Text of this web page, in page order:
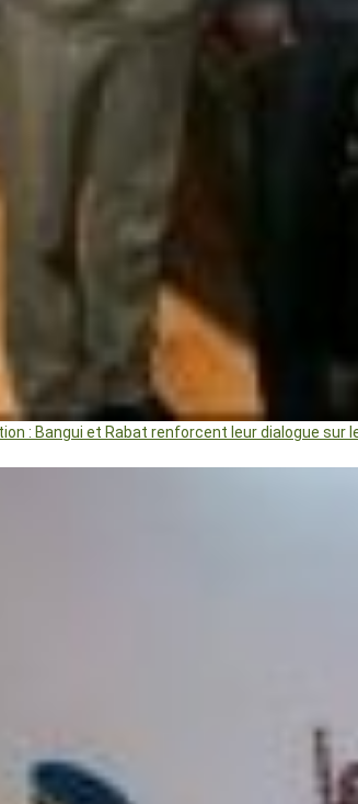
: Bangui et Rabat renforcent leur dialogue sur